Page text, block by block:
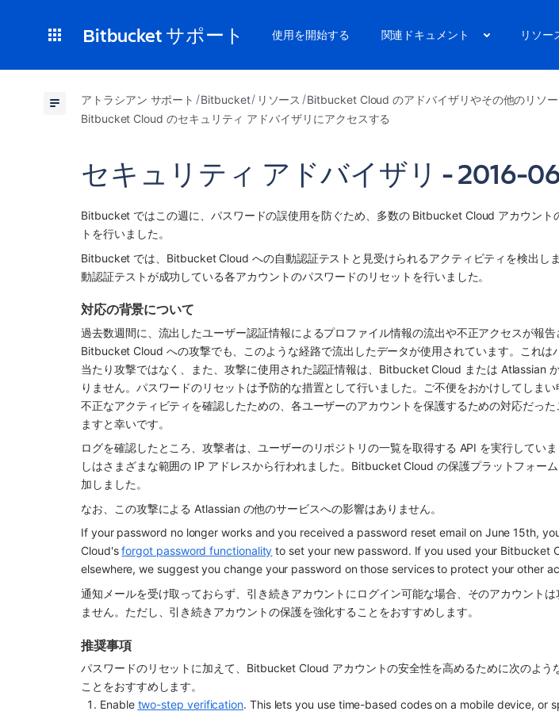
Bitbucket サポート 使用を開始する 関連ドキュメント リソー
アトラシアン サポート Bitbucket リソース
Bitbucket Cloud のアドバイザリやその他のリソ
Bitbucket Cloud のセキュリティ アドバイザリにアクセスする
セキュリティ アドバイザリ - 2016-
Bitbucket ではこの週に、パスワードの誤使用を防ぐため、多数の Bitbucket Cloud アカウント
トを行いました。
Bitbucket では、Bitbucket Cloud への自動認証テストと見受けられるアクティビティを検出し
動認証テストが成功している各アカウントのパスワードのリセットを行いました。
対応の背景について
過去数週間に、流出したユーザー認証情報によるプロファイル情報の流出や不正アクセスが報告
Bitbucket Cloud への攻撃でも、このような経路で流出したデータが使用されています。これは
当たり攻撃ではなく、また、攻撃に使用された認証情報は、Bitbucket Cloud または Atlassian
りません。パスワードのリセットは予防的な措置として行いました。ご不便をおかけしてしまい
不正なアクティビティを確認したための、各ユーザーのアカウントを保護するための対応だっ
ますと幸いです。
ログを確認したところ、攻撃者は、ユーザーのリポジトリの一覧を取得する API を実行してい
しはさまざまな範囲の IP アドレスから行われました。Bitbucket Cloud の保護プラットフォー
加しました。
なお、この攻撃による Atlassian の他のサービスへの影響はありません。
If your password no longer works and you received a password reset email on June 15th,
Cloud's forgot password functionality to set your new password. If you used your Bitbucket
elsewhere, we suggest you change your password on those services to protect your other
通知メールを受け取っておらず、引き続きアカウントにログイン可能な場合、そのアカウント
ません。ただし、引き続きアカウントの保護を強化することをおすすめします。
推奨事項
パスワードのリセットに加えて、Bitbucket Cloud アカウントの安全性を高めるために次のよう
ことをおすすめします。
Enable two-step verification. This lets you use time-based codes on a mobile device, or